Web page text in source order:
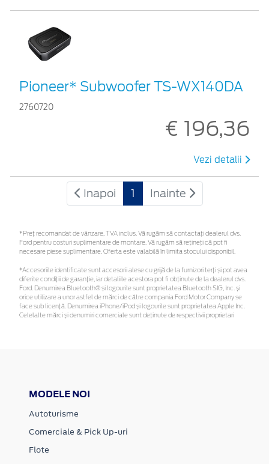
Pioneer* Subwoofer TS-WX140DA
2760720
€ 196,36
Vezi detalii
Inapoi 1 Inainte
*Preţ recomandat de vânzare, TVA inclus. Vă rugăm să contactaţi dealerul dvs.
Ford pentru costuri suplimentare de montare. Vă rugăm să rețineți că pot fi
necesare piese suplimentare. Oferta este valabilă în limita stocului disponibil.
*Accesoriile identificate sunt accesorii alese cu grijă de la furnizori terți și pot avea
diferite condiții de garanție, iar detaliile acestora pot fi obținute de la dealerul dvs.
Ford. Denumirea Bluetooth® și logourile sunt proprietatea Bluetooth SIG, Inc. și
orice utilizare a unor astfel de mărci de către compania Ford Motor Company se
face sub licență. Denumirea iPhone/iPod și logourile sunt proprietatea Apple Inc.
Celelalte mărci și denumiri comerciale sunt deținute de respectivii proprietari
MODELE NOI
Autoturisme
Comerciale & Pick Up-uri
Flote